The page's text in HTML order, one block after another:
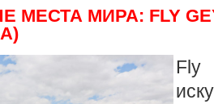
МЕСТА МИРА: FLY